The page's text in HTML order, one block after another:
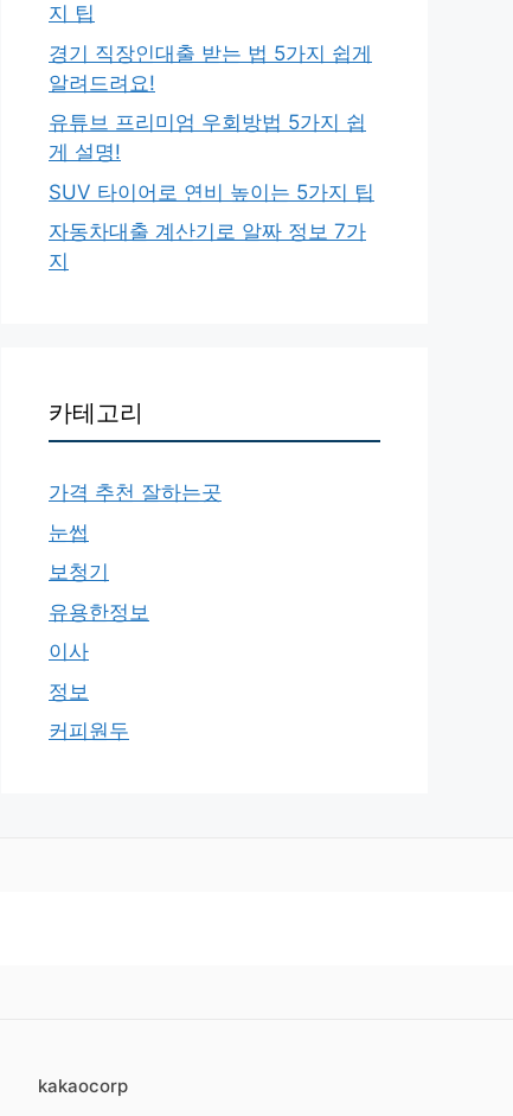
지 팁
경기 직장인대출 받는 법 5가지 쉽게
알려드려요!
유튜브 프리미엄 우회방법 5가지 쉽
게 설명!
SUV 타이어로 연비 높이는 5가지 팁
자동차대출 계산기로 알짜 정보 7가
지
카테고리
가격 추천 잘하는곳
눈썹
보청기
유용한정보
이사
정보
커피원두
kakaocorp